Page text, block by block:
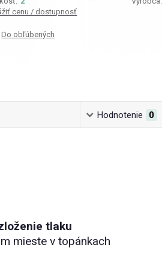
cenu / dostupnosť
Do obľúbených
Hodnotenie 0
tlaku
mieste v topánkach